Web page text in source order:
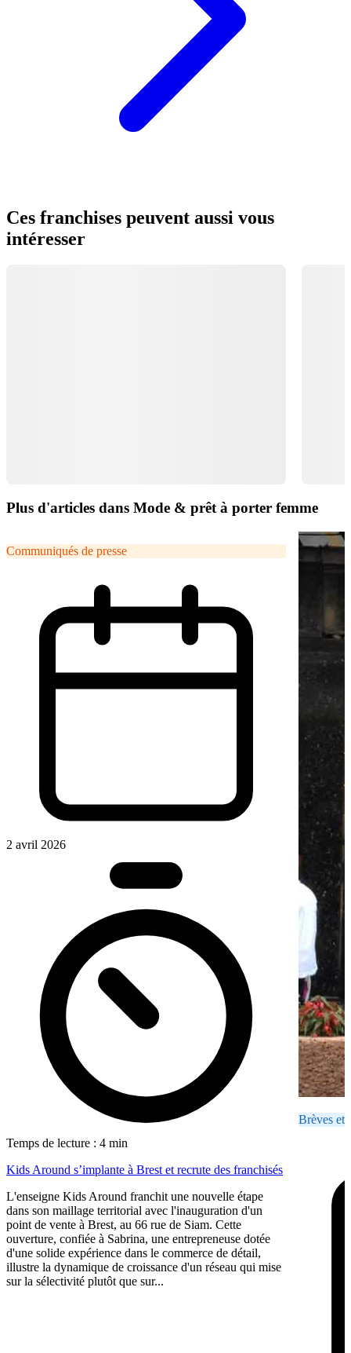
Ces franchises peuvent aussi vous
intéresser
Plus d'articles dans Mode & prêt à porter femme
Communiqués de presse
2 avril 2026
Temps de lecture : 4 min
Kids Around s’implante à Brest et recrute des franchisés
L'enseigne Kids Around franchit une nouvelle étape
dans son maillage territorial avec l'inauguration d'un
point de vente à Brest, au 66 rue de Siam. Cette
ouverture, confiée à Sabrina, une entrepreneuse dotée
d'une solide expérience dans le commerce de détail,
illustre la dynamique de croissance d'un réseau qui mise
sur la sélectivité plutôt que sur...
Brèves et